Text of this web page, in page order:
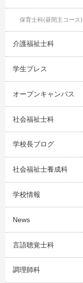
保育士科(昼間主コース)
介護福祉士科
学生プレス
オープンキャンパス
社会福祉士科
学校長ブログ
社会福祉士養成科
学校情報
News
言語聴覚士科
調理師科